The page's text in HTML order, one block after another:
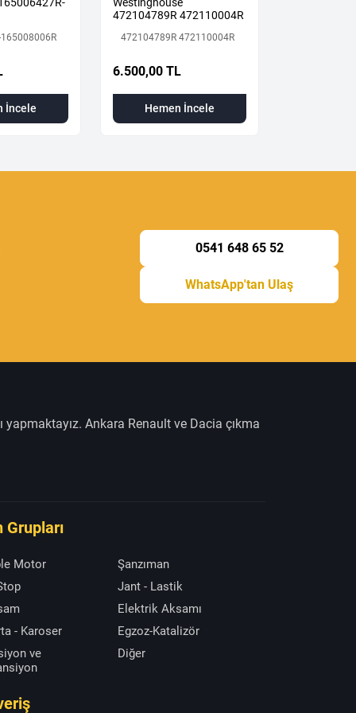
İncele
472104789R 472110004R
472104789R 472110004R
6.500,00 TL
Hemen İncele
0541 648 65 52
WhatsApp'tan Ulaş
yapmaktayız. Ankara Renault ve Dacia çıkma
Grupları
Motor
Şanzıman
Jant - Lastik
Elektrik Aksamı
- Karoser
Egzoz-Katalizör
ve
Diğer